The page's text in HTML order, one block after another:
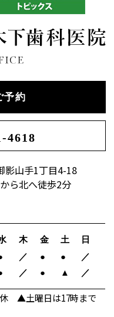
4618
予約
影山手1丁目4-18
ら北へ徒歩2分
木 金 土 日
／ ● ● ／
／ ● ▲ ／
休 ▲土曜日は17時まで